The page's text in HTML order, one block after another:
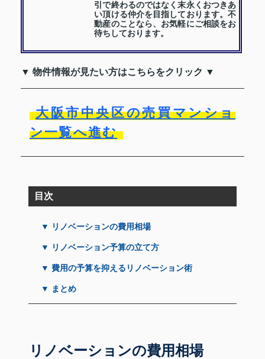
引で終わるのではなく末永くおつきあ
い頂ける仲介を目指しております。不
動産のことなら、お気軽にご相談をお
待ちしております。
▼ 物件情報が見たい方はこちらをクリック ▼
大阪市中央区の売買マンショ
ン一覧へ進む
目次
▼ リノベーションの費用相場
▼ リノベーション予算の立て方
▼ 費用の予算を抑えるリノベーション術
▼ まとめ
リノベーションの費用相場